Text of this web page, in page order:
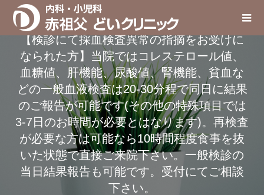
【検診にて採血検査異常の指摘をお受けに
なられた方】当院ではコレステロール値、
血糖値、肝機能、尿酸値、腎機能、貧血な
どの一般血液検査は20-30分程で同日に結果
のご報告が可能です(その他の特殊項目では
3-7日のお時間が必要とはなります)。再検査
が必要な方は可能なら10時間程度食事を抜
いた状態で直接ご来院下さい。一般検診の
当日結果報告も可能です。受付にてご相談
下さい。